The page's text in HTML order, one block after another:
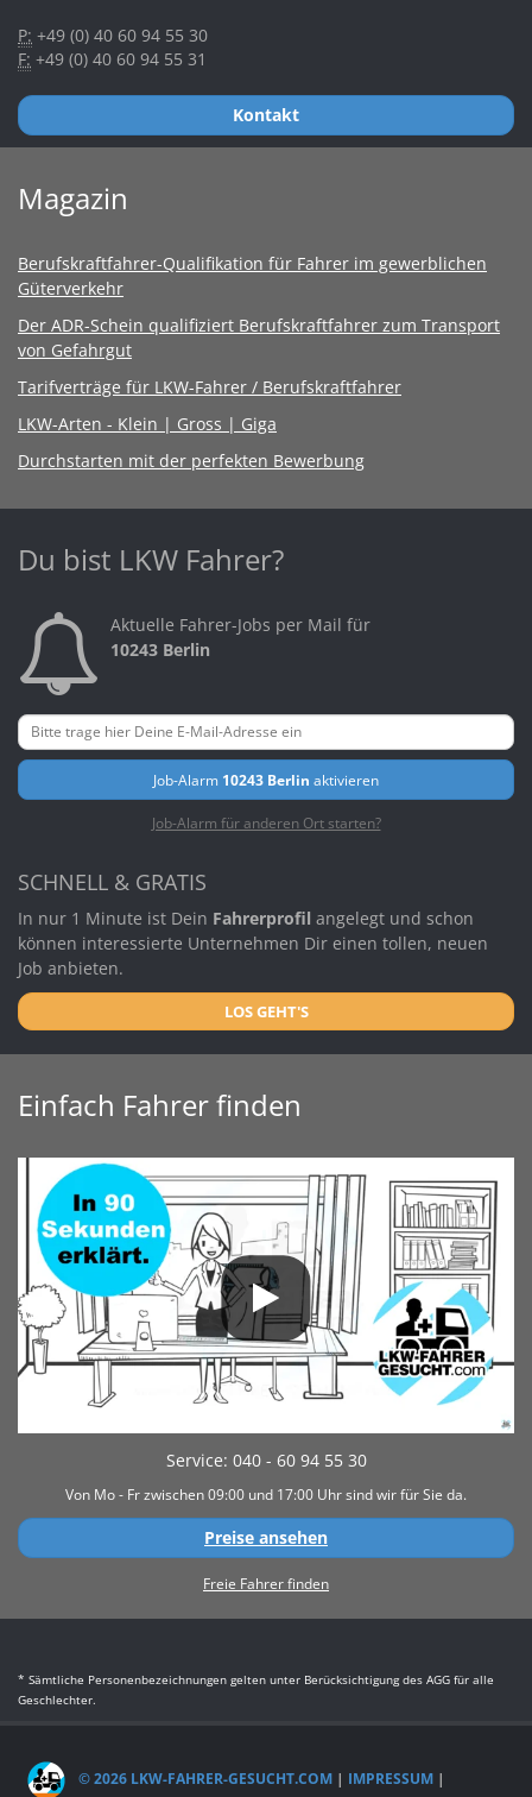
P: +49 (0) 40 60 94 55 30
F: +49 (0) 40 60 94 55 31
Kontakt
Magazin
Berufskraftfahrer-Qualifikation für Fahrer im gewerblichen
Güterverkehr
Der ADR-Schein qualifiziert Berufskraftfahrer zum Transport
von Gefahrgut
Tarifverträge für LKW-Fahrer / Berufskraftfahrer
LKW-Arten - Klein | Gross | Giga
Durchstarten mit der perfekten Bewerbung
Du bist LKW Fahrer?
Aktuelle Fahrer-Jobs per Mail für
10243 Berlin
Job-Alarm 10243 Berlin aktivieren
Job-Alarm für anderen Ort starten?
SCHNELL & GRATIS
In nur 1 Minute ist Dein Fahrerprofil angelegt und schon
können interessierte Unternehmen Dir einen tollen, neuen
Job anbieten.
LOS GEHT'S
Einfach Fahrer finden
Service: 040 - 60 94 55 30
Von Mo - Fr zwischen 09:00 und 17:00 Uhr sind wir für Sie da.
Preise ansehen
Freie Fahrer finden
* Sämtliche Personenbezeichnungen gelten unter Berücksichtigung des AGG für alle
Geschlechter.
© 2026 LKW-FAHRER-GESUCHT.COM | IMPRESSUM |